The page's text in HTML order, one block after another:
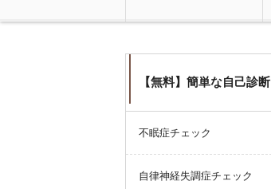
【無料】簡単な自己診断
不眠症チェック
自律神経失調症チェック